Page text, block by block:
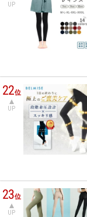
UP
22位
UP
23位
UP